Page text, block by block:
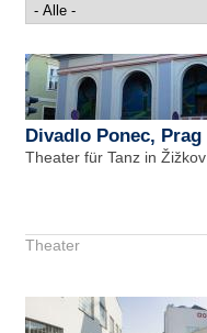
Divadlo Ponec, Prag
Theater für Tanz in Žižkov
Theater